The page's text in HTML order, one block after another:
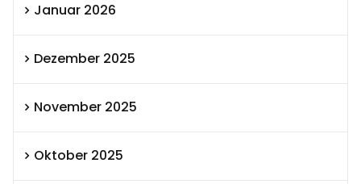
Januar 2026
Dezember 2025
November 2025
Oktober 2025